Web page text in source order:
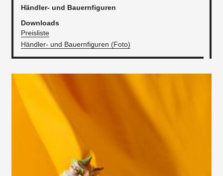
Händler- und Bauernfiguren
Downloads
Preisliste
Händler- und Bauernfiguren (Foto)